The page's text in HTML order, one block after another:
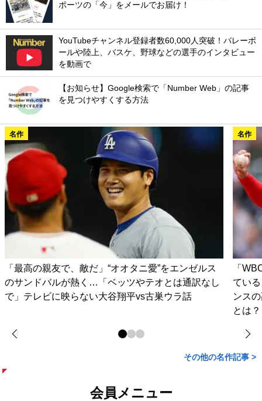
ポーツの「今」をメールでお届け！
YouTubeチャンネル登録者数60,000人突破！バレーボ
ールや陸上、バスケ、野球などの選手のインタビュー
を動画で
【お知らせ】Google検索で「Number Web」の記事
を見つけやすくする方法
名作
「最高の親友で、敵だ」“オオタニ愛”をエンゼルス
のサンドバルが熱く…「ベッツやテオとは通訳なし
で」テレビに映らない大谷翔平vs古巣ウラ話
名作
「
てい
ンス
とは？
その他の名作記事 >
会員メニュー